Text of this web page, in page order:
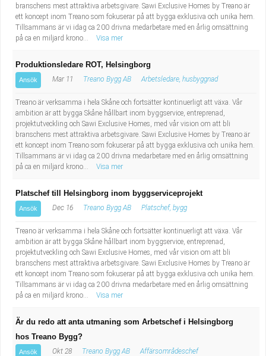
branschens mest attraktiva arbetsgivare. Sawi Exclusive Homes by Treano är
ett koncept inom Treano som fokuserar på att bygga exklusiva och unika hem.
Tillsammans är vi idag ca 200 drivna medarbetare med en årlig omsättning
på ca en miljard krono...
Visa mer
Produktionsledare ROT, Helsingborg
Ansök Mar 11 Treano Bygg AB Arbetsledare, husbyggnad
Treano är verksamma i hela Skåne och fortsätter kontinuerligt att växa. Vår
ambition är att bygga Skåne hållbart inom byggservice, entreprenad,
projektutveckling och Sawi Exclusive Homes, med vår vision om att bli
branschens mest attraktiva arbetsgivare. Sawi Exclusive Homes by Treano är
ett koncept inom Treano som fokuserar på att bygga exklusiva och unika hem.
Tillsammans är vi idag ca 200 drivna medarbetare med en årlig omsättning
på ca en miljard krono...
Visa mer
Platschef till Helsingborg inom byggserviceprojekt
Ansök Dec 16 Treano Bygg AB Platschef, bygg
Treano är verksamma i hela Skåne och fortsätter kontinuerligt att växa. Vår
ambition är att bygga Skåne hållbart inom byggservice, entreprenad,
projektutveckling och Sawi Exclusive Homes, med vår vision om att bli
branschens mest attraktiva arbetsgivare. Sawi Exclusive Homes by Treano är
ett koncept inom Treano som fokuserar på att bygga exklusiva och unika hem.
Tillsammans är vi idag ca 200 drivna medarbetare med en årlig omsättning
på ca en miljard krono...
Visa mer
Är du redo att anta utmaning som Arbetschef i Helsingborg
hos Treano Bygg?
Ansök Okt 28 Treano Bygg AB Affärsområdeschef